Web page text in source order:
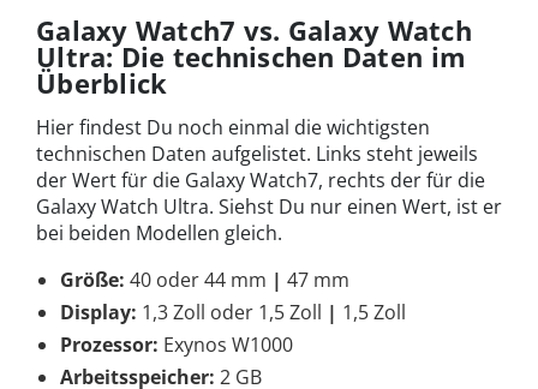
Galaxy Watch7 vs. Galaxy Watch
Ultra: Die technischen Daten im
Überblick
Hier findest Du noch einmal die wichtigsten
technischen Daten aufgelistet. Links steht jeweils
der Wert für die Galaxy Watch7, rechts der für die
Galaxy Watch Ultra. Siehst Du nur einen Wert, ist er
bei beiden Modellen gleich.
Größe: 40 oder 44 mm | 47 mm
Display: 1,3 Zoll oder 1,5 Zoll | 1,5 Zoll
Prozessor: Exynos W1000
Arbeitsspeicher: 2 GB